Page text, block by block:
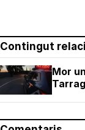
Contingut
Mor